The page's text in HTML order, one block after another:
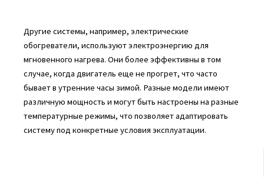
Другие системы, например, электрические
обогреватели, используют электроэнергию для
мгновенного нагрева. Они более эффективны в том
случае, когда двигатель еще не прогрет, что часто
бывает в утренние часы зимой. Разные модели имеют
различную мощность и могут быть настроены на разные
температурные режимы, что позволяет адаптировать
систему под конкретные условия эксплуатации.